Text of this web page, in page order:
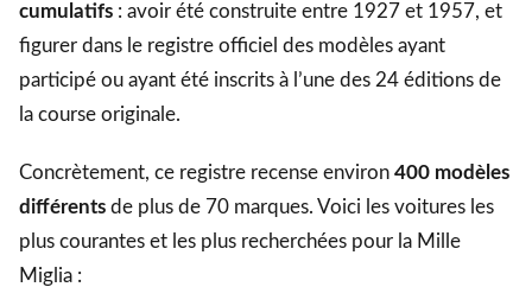
cumulatifs : avoir été construite entre 1927 et 1957, et
figurer dans le registre officiel des modèles ayant
participé ou ayant été inscrits à l’une des 24 éditions de
la course originale.
Concrètement, ce registre recense environ 400 modèles
différents de plus de 70 marques. Voici les voitures les
plus courantes et les plus recherchées pour la Mille
Miglia :